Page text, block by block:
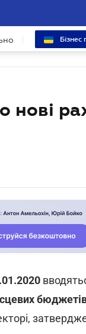
Бізнес
нові